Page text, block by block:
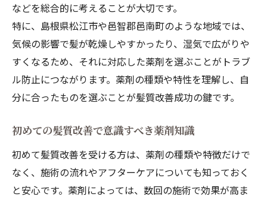
などを総合的に考えることが大切です。
特に、島根県松江市や邑智郡邑南町のような地域では、
気候の影響で髪が乾燥しやすかったり、湿気で広がりや
すくなるため、それに対応した薬剤を選ぶことがトラブ
ル防止につながります。薬剤の種類や特性を理解し、自
分に合ったものを選ぶことが髪質改善成功の鍵です。
初めての髪質改善で意識すべき薬剤知識
初めて髪質改善を受ける方は、薬剤の種類や特徴だけで
なく、施術の流れやアフターケアについても知っておく
と安心です。薬剤によっては、数回の施術で効果が高ま